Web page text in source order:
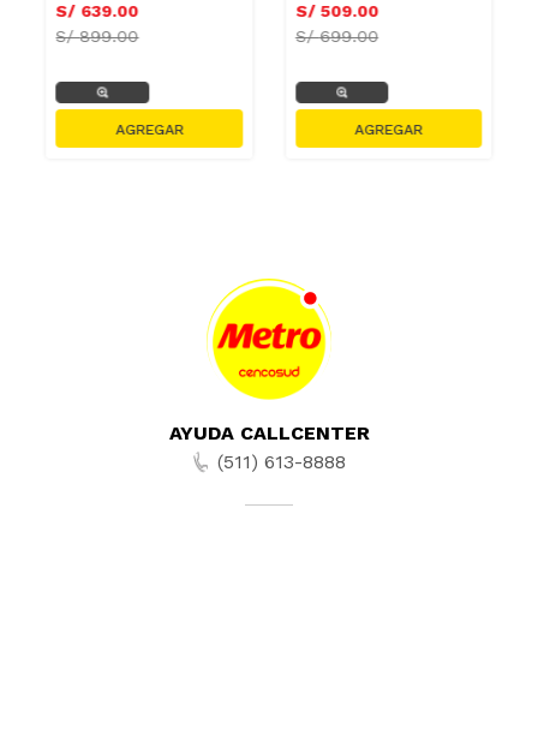
S/ 639.00
S/899.00
S/ 509.00
S/699.00
AYUDA CALLCENTER
(511) 613-8888